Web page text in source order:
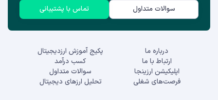
سوالات متداول تماس با پشتیبانی
درباره ما
ارتباط با ما
اپلیکیشن ارزینجا
فرصت‌های شغلی
پکیج آموزش ارزدیجیتال
کسب درآمد
سوالات متداول
تحلیل ارزهای دیجیتال